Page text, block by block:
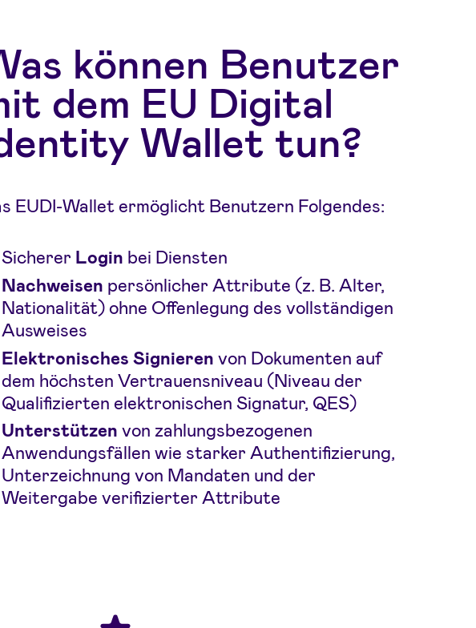
können Benutzer
dem EU Digital
Wallet tun?
EUDI-Wallet ermöglicht Benutzern Folgendes:
Sicherer Login bei Diensten
Nachweisen persönlicher Attribute (z. B. Alter,
Nationalität) ohne Offenlegung des vollständigen
Ausweises
Elektronisches Signieren von Dokumenten auf
dem höchsten Vertrauensniveau (Niveau der
Qualifizierten elektronischen Signatur, QES)
Unterstützen von zahlungsbezogenen
Anwendungsfällen wie starker Authentifizierung,
Unterzeichnung von Mandaten und der
Weitergabe verifizierter Attribute